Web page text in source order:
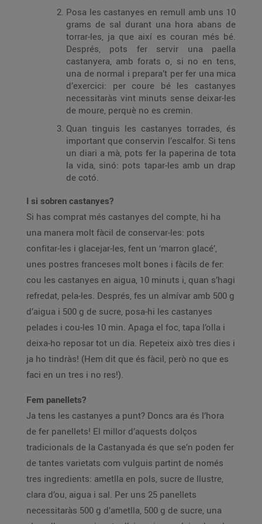
Posa les castanyes en remull amb uns 10
grams de sal durant una hora abans de
torrar-les, ja que així es couran més bé.
Després, pots fer servir una paella
castanyera, amb forats o, si no en tens,
una de normal i prepara’t per fer una mica
d’exercici: per coure bé les castanyes
necessitaràs vint minuts sense deixar-les
de moure, perquè no es cremin.
Quan tinguis les castanyes torrades, és
important que conservin l’escalfor. Si tens
un diari a mà, pots fer la paperina de tota
la vida, sinó: pots tapar-les amb un drap
de cotó.
I si sobren castanyes?
Si has comprat més castanyes del compte, hi ha
una manera molt fàcil de conservar-les: pots
confitar-les i glacejar-les, fent un ‘marron glacé’,
unes postres franceses molt bones i fàcils de fer:
cou les castanyes en aigua, 10 minuts i, quan s’hagi
refredat, pela-les. Després, fes un almívar amb 500 g
d’aigua i 500 g de sucre, posa-hi les castanyes
pelades i cou-les 10 min. Apaga el foc, tapa l’olla i
deixa-ho reposar tot un dia. Repeteix això tres dies i
ja ho tindràs! (Hem dit que és fàcil, però no que es
faci en un tres i no res!).
Fem panellets?
Ja tens les castanyes a punt? Doncs ara és l’hora
de fer panellets! El millor d’aquests dolços
tradicionals de la Castanyada és que se’n poden fer
de tantes varietats com vulguis partint de només
tres ingredients: ametlla en pols, sucre de llustre,
clara d’ou, aigua i sal. Per uns 25 panellets
necessitaràs 500 g d’ametlla, 500 g de sucre, una